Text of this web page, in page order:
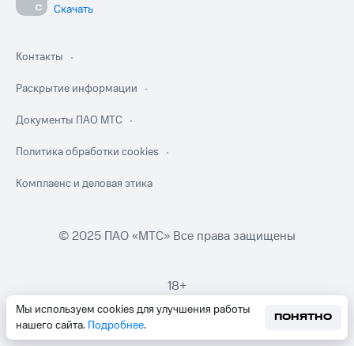
Мы используем cookies для улучшения работы
нашего сайта. Подробнее.
ПОНЯТНО
Скачать
Контакты
Раскрытие информации
Документы ПАО МТС
Политика обработки cookies
Комплаенс и деловая этика
© 2025 ПАО «МТС» Все права защищены
18+